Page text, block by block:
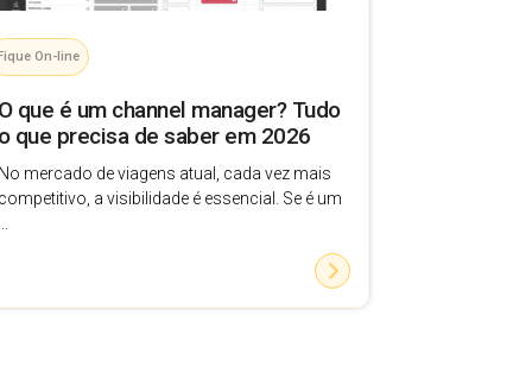
Fique On-line
O que é um channel manager? Tudo
o que precisa de saber em 2026
No mercado de viagens atual, cada vez mais
competitivo, a visibilidade é essencial. Se é um
...